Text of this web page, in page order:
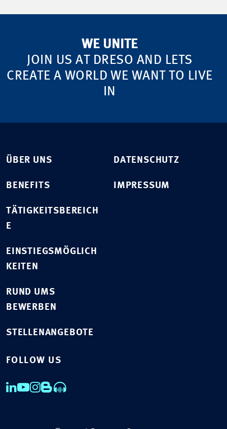
WE UNITE
JOIN US AT DRESO AND LETS
CREATE A WORLD WE WANT TO LIVE
IN
ÜBER UNS
BENEFITS
TÄTIGKEITSBEREICH
E
EINSTIEGSMÖGLICH
KEITEN
RUND UMS
BEWERBEN
STELLENANGEBOTE
DATENSCHUTZ
IMPRESSUM
FOLLOW US